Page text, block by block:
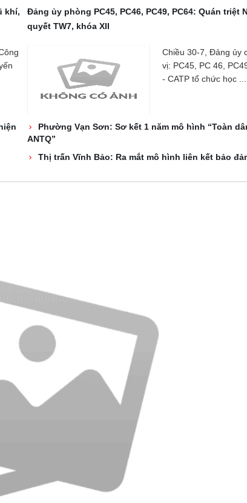
khí,
Đảng ủy phòng PC45, PC46, PC49, PC64: Quán triệt
quyết TW7, khóa XII
Chiều 30-7, Đảng ủy
vị: PC45, PC 46,
- CATP tổ chức học ...
Phường Vạn Sơn: Sơ kết 1 năm mô hình “Toàn
ANTQ”
Thị trấn Vĩnh Bảo: Ra mắt mô hình liên kết bảo